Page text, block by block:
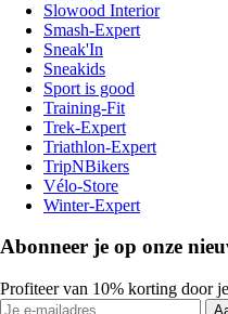
Slowood Interior
Smash-Expert
Sneak'In
Sneakids
Sport is good
Training-Fit
Trek-Expert
Triathlon-Expert
TripNBikers
Vélo-Store
Winter-Expert
Abonneer je op onze
Profiteer van 10% korting door